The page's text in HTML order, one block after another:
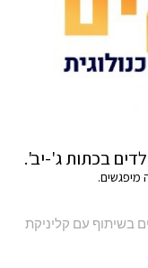
בכתות ג'-יב'.